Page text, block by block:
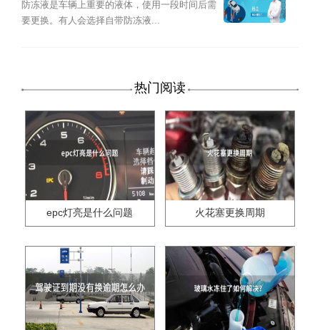
防冻液是车辆上重要的液体，使用一段时间后需
要更换。有人会选择自带防冻液...
热门阅读
epc灯亮是什么问题 火花塞更换周期